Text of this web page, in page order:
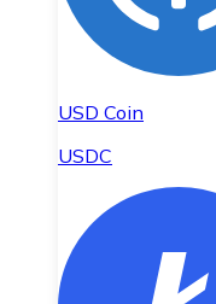
USD Coin
USDC